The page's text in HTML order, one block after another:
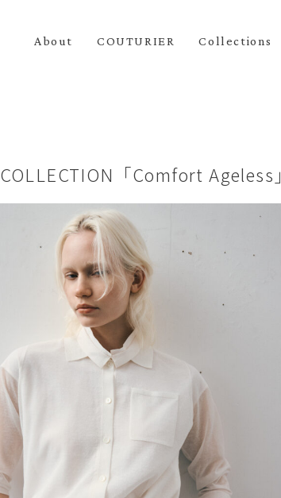
About COUTURIER Collections
「Comfort Ageless」